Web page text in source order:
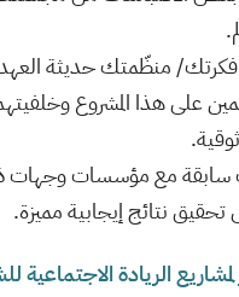
منظّمتك حديثة العهد
على هذا المشروع
سابقة مع مؤسسات وجهات
تحقيق نتائج إيجابية مميزة.
الريادة الاجتماعية